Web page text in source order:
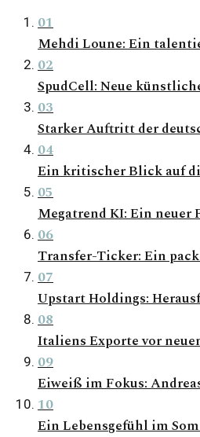
01
Mehdi Loune: Ein
02
SpudCell: Neue
03
Starker Auftritt der
04
Ein kritischer Blick auf
05
Megatrend KI: Ein neuer
06
Transfer-Ticker: Ein
07
Upstart Holdings:
08
Italiens Exporte vor
09
Eiweiß im Fokus:
10
Ein Lebensgefühl im